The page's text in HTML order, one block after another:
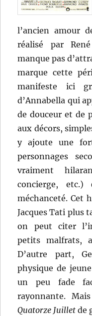
l’ancien amour
réalisé par
manque pas
marque cette
manifeste ici
d’Annabella qui
de douceur et de
aux décors,
y ajoute une
personnages
vraiment
concierge,
méchanceté. Cet
Jacques Tati plus
on peut citer
petits malfrats,
D’autre part,
physique de
un peu fade
rayonnante.
Quatorze Juillet de